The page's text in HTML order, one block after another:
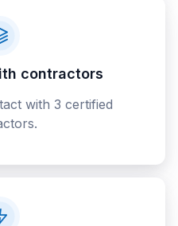
contractors
with 3 certified